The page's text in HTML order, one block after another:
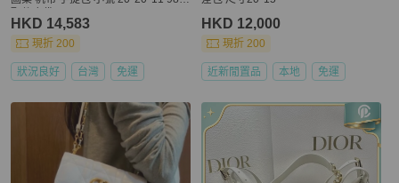
HKD 14,583
現折 200
狀況良好 台灣 免運
HKD 12,000
現折 200
近新閒置品 本地 免運